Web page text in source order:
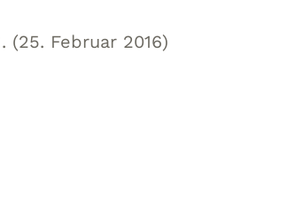
(25. Februar 2016)